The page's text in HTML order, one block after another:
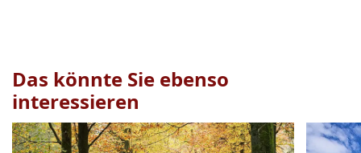
Das könnte Sie ebenso
interessieren
Veranstaltung1bis2von19sichtbar.